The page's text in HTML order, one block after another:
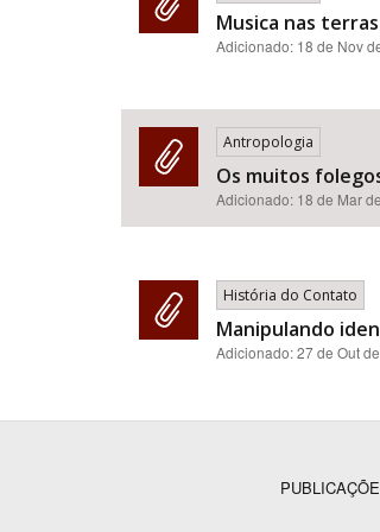
Musica nas
Adicionado: 18 de Nov
Antropologia
Os muitos
Adicionado: 18 de Mar
História do Contato
Manipulando
Adicionado:27 de Out